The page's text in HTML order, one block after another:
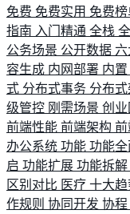
免费 免费实用 免费
指南 入门精通 全栈
公务场景 公开数据
容生成 内网部署 内置
式 分布式事务 分布式
级管控 刚需场景 创业
前端性能 前端架构 前
办公系统 功能 功能全
启 功能扩展 功能拆解
区别对比 医疗 十大趋
作规则 协同开发 协程